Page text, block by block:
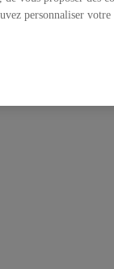
personnaliser